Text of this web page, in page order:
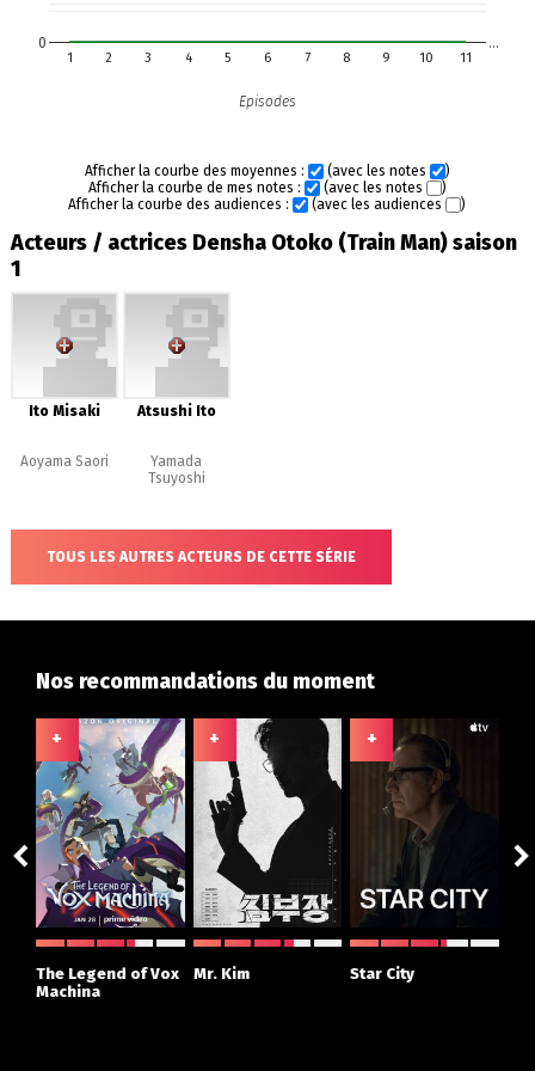
1 2 3 4 5 6 7 8 9 10 11
0 …
Episodes
Afficher la courbe des moyennes : (avec les notes
)
Afficher la courbe de mes notes :
(avec les notes
)
Afficher la courbe des audiences :
(avec les audiences )
Acteurs / actrices Densha Otoko (Train Man) saison
1
Ito Misaki
Aoyama Saori
Atsushi Ito
Yamada
Tsuyoshi
TOUS LES AUTRES ACTEURS DE CETTE SÉRIE
Nos recommandations du moment
+
The Legend of Vox
Machina
+
Mr. Kim
+
Star City